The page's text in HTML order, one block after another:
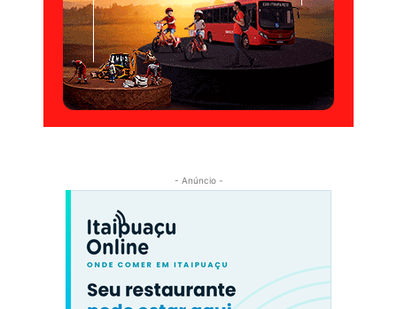
- Anúncio -